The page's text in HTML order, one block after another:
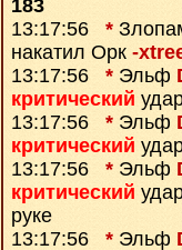
183
13:17:56 *
накатил Орк -
13:17:56 * Эльф
критический
13:17:56 * Эльф
критический
13:17:56 * Эльф
критический
руке
13:17:56 * Эльф